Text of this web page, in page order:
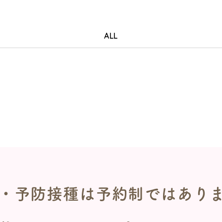
ALL
予防接種は予約制ではあり